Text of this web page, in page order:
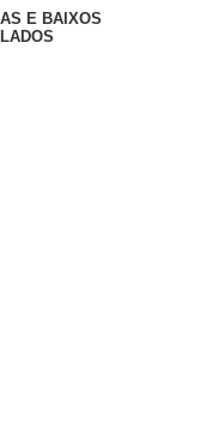
E BAIXOS